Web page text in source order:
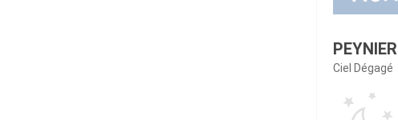
PEYNIER
Ciel Dégagé